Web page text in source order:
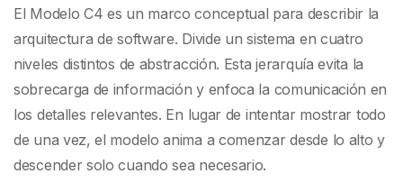
El Modelo C4 es un marco conceptual para describir la
arquitectura de software. Divide un sistema en cuatro
niveles distintos de abstracción. Esta jerarquía evita la
sobrecarga de información y enfoca la comunicación en
los detalles relevantes. En lugar de intentar mostrar todo
de una vez, el modelo anima a comenzar desde lo alto y
descender solo cuando sea necesario.